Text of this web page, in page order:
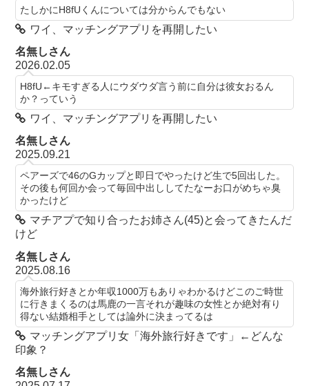
たしかにH8fUくんについては分からんでもない
ワイ、マッチングアプリを再開したい
名無しさん
2026.02.05
H8fU←キモすぎる人にウダウダ言う前に自分は彼女おるん
か？っていう
ワイ、マッチングアプリを再開したい
名無しさん
2025.09.21
ペアーズで46のGカップと即日でやったけど生で5回出した。
その後も何回か会って毎回中出ししてたなーお口がめちゃ臭
かったけど
マチアプで知り合ったお姉さん(45)と会ってきたんだ
けど
名無しさん
2025.08.16
海外旅行好きとか年収1000万もありゃわかるけどこのご時世
に行きまくるのは馬鹿の一言それが趣味の女性とか絶対有り
得ない結婚相手としては論外に決まってるは
マッチングアプリ女「海外旅行好きです」←どんな
印象？
名無しさん